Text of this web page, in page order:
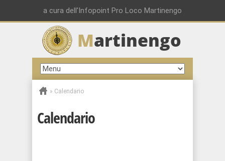
a cura dell'Infopoint Pro Loco Martinengo
Martinengo
» Calendario
Calendario
00:00
01:00